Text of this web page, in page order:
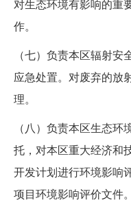
对生态环境有影响的重
作。
（七）负责本区辐射
应急处置。对废弃的放
理。
（八）负责本区生态
托，对本区重大经济和
开发计划进行环境影响
项目环境影响评价文件。